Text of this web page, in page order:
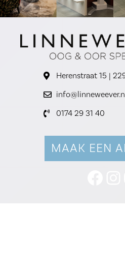
Herenstraat 15 |
0174 29 31 40
MAAK EEN